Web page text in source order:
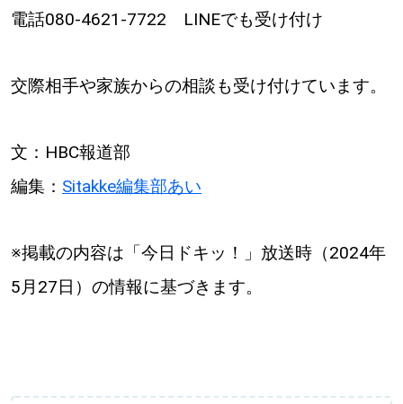
電話080‐4621‐7722 LINEでも受け付け
交際相手や家族からの相談も受け付けています。
文：HBC報道部
編集： Sitakke編集部あい
※掲載の内容は「今日ドキッ！」放送時（2024年
5月27日）の情報に基づきます。